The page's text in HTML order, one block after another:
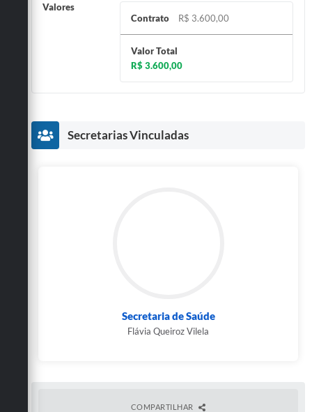
Valores
Contrato
R$ 3.600,00
Valor Total
R$ 3.600,00
Secretarias Vinculadas
Secretaria de Saúde
Flávia Queiroz Vilela
COMPARTILHAR